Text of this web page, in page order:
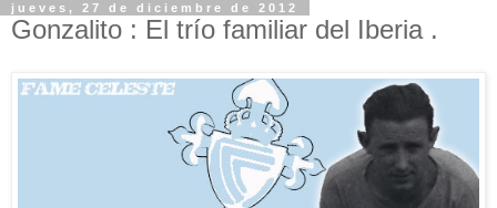
jueves, 27 de diciembre de 2012
Gonzalito : El trío familiar del Iberia .